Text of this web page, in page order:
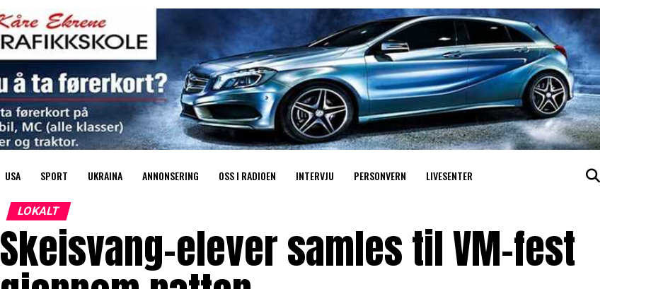
USA SPORT UKRAINA ANNONSERING OSS I RADIOEN INTERVJU PERSONVERN LIVESENTER
LOKALT
Skeisvang-elever samles til VM-fest